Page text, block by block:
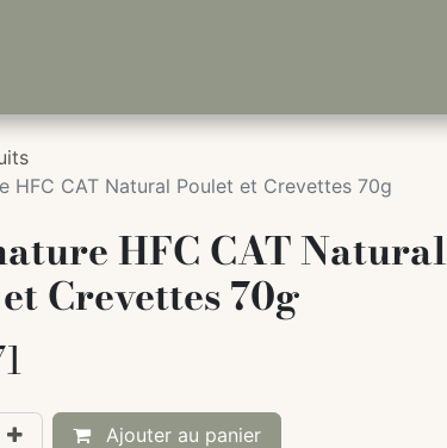
HFC CAT Natural Poulet et Crevettes 70g
HFC CAT Natural
Crevettes 70g
Ajouter au panier